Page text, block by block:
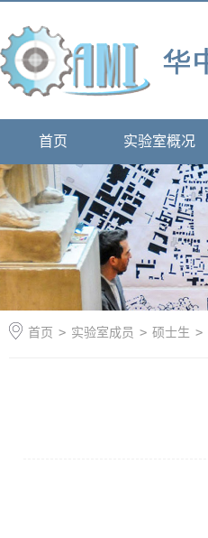
首页 实验室概况
首页 > 实验室成员 > 硕士生 >